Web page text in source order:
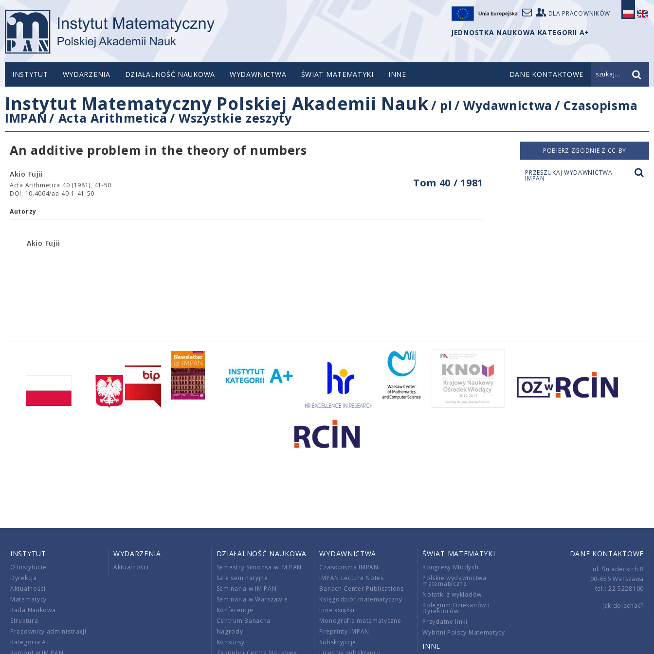
DLA PRACOWNIKÓW
JEDNOSTKA NAUKOWA KATEGORII A+
INSTYTUT WYDARZENIA DZIAŁALNOŚĆ NAUKOWA WYDAWNICTWA ŚWIAT MATEMATYKI INNE DANE KONTAKTOWE szukaj...
Instytut Matematyczny Polskiej Akademii Nauk/ pl /Wydawnictwa / Czasopisma
IMPAN / Acta Arithmetica/ Wszystkie zeszyty
An additive problem in the theory of numbers
Tom 40 / 1981
Akio Fujii
Acta Arithmetica 40 (1981), 41-50
DOI: 10.4064/aa-40-1-41-50
Autorzy
Akio Fujii
POBIERZ ZGODNIE Z CC-BY
PRZESZUKAJ WYDAWNICTWA
IMPAN
INSTYTUT
O Instytucie
Dyrekcja
Aktualności
Matematycy
Rada Naukowa
Struktura
Pracownicy administracji
Kategoria A+
WYDARZENIA
Aktualności
DZIAŁALNOŚĆ NAUKOWA
Semestry Simonsa w IM PAN
Sale seminaryjne
Seminaria w IM PAN
Seminaria w Warszawie
Konferencje
Centrum Banacha
Nagrody
Konkursy
WYDAWNICTWA
Czasopisma IMPAN
IMPAN Lecture Notes
Banach Center Publications
Księgozbiór matematyczny
Inne książki
Monografie matematyczne
Preprinty IMPAN
Subskrypcje
ŚWIAT MATEMATYKI
Kongresy Młodych
Polskie wydawnictwa
matematyczne
Notatki z wykładów
Kolegium Dziekanów i
Dyrektorów
Przydatne linki
Wybitni Polscy Matematycy
INNE
DANE KONTAKTOWE
ul. Śniadeckich 8
00-656 Warszawa
tel.: 22 5228100
Jak dojechać?